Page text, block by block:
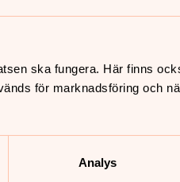
ska fungera. Här finns
för marknadsföring och
Analys
att
är
för
på